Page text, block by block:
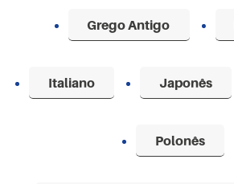
Grego Antigo
Italiano Japonês
Polonês